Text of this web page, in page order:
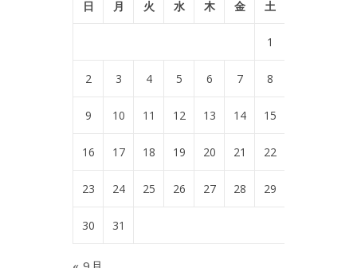
日 月 火 水 木 金 土
1
2 3 4 5 6 7 8
9 10 11 12 13 14 15
16 17 18 19 20 21 22
23 24 25 26 27 28 29
30 31